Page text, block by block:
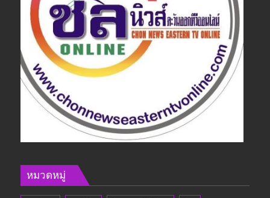
หมวดหมู่